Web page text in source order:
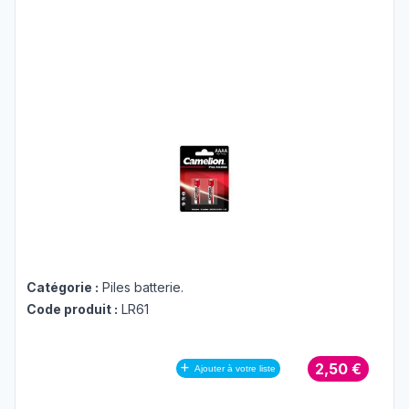
Catégorie : Piles batterie.
Code produit : LR61
Ajouter à votre liste 2,50 €